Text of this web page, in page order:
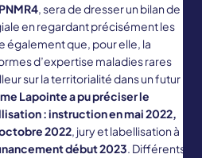
PNMR4, sera de dresser un bilan de
en regardant précisément les
également que, pour elle, la
d’expertise maladies rares
sur la territorialité dans un futur
Lapointe a pu préciser le
: instruction en mai 2022,
2022, jury et labellisation à
début 2023. Différents